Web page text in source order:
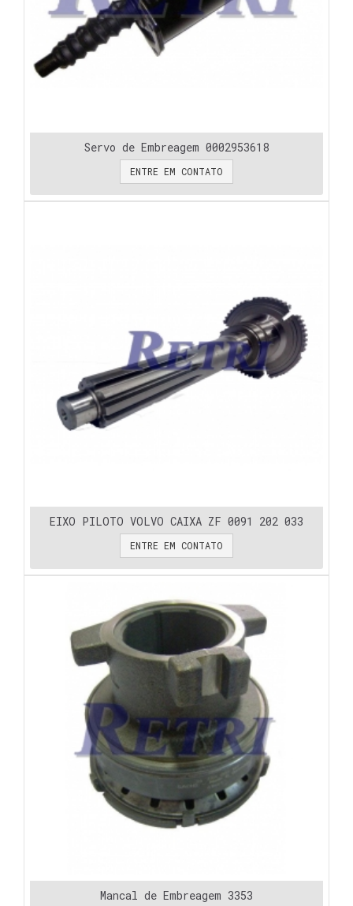
Servo de Embreagem 0002953618
ENTRE EM CONTATO
EIXO PILOTO VOLVO CAIXA ZF 0091 202 033
ENTRE EM CONTATO
Mancal de Embreagem 3353